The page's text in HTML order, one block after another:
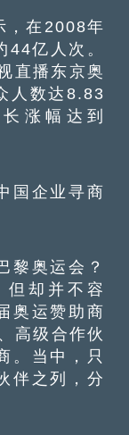
在2008年
亿人次。
直播东京奥
人数达8.83
涨幅达到
企业寻商
奥运会？
但却并不容
奥运赞助商
高级合作伙
。当中，只
伴之列，分